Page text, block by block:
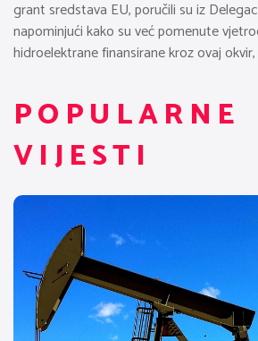
grant sredstava EU, poručili su iz
napominjući kako su već pomenute
hidroelektrane finansirane kroz ovaj
POPULARNE
VIJESTI